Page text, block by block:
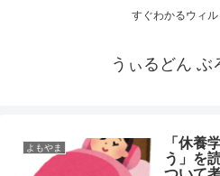
すぐわかるウィ
うぃるどん ぶ
よもやま
「休養
う」を